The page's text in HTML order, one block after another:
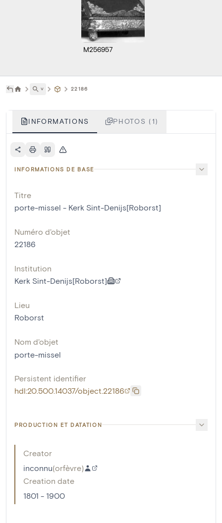
M256957
˅ 22186
INFORMATIONS PHOTOS (1)
INFORMATIONS DE BASE
Titre
porte-missel - Kerk Sint-Denijs[Roborst]
Numéro d'objet
22186
Institution
Kerk Sint-Denijs[Roborst]
Lieu
Roborst
Nom d'objet
porte-missel
Persistent identifier
hdl:20.500.14037/object.22186
PRODUCTION ET DATATION
Creator
inconnu(orfèvre)
Creation date
1801 - 1900